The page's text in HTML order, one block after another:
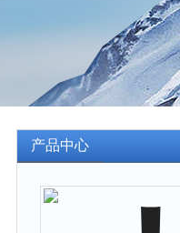
产品中心